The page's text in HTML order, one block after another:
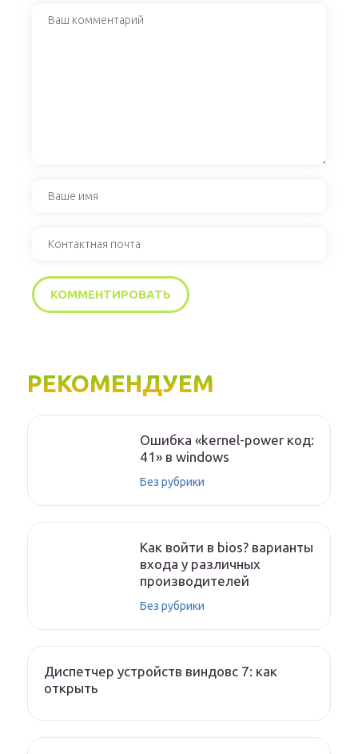
РЕКОМЕНДУЕМ
Ошибка «kernel-power код:
41» в windows
Без рубрики
Как войти в bios? варианты
входа у различных
производителей
Без рубрики
Диспетчер устройств виндовс 7: как
открыть